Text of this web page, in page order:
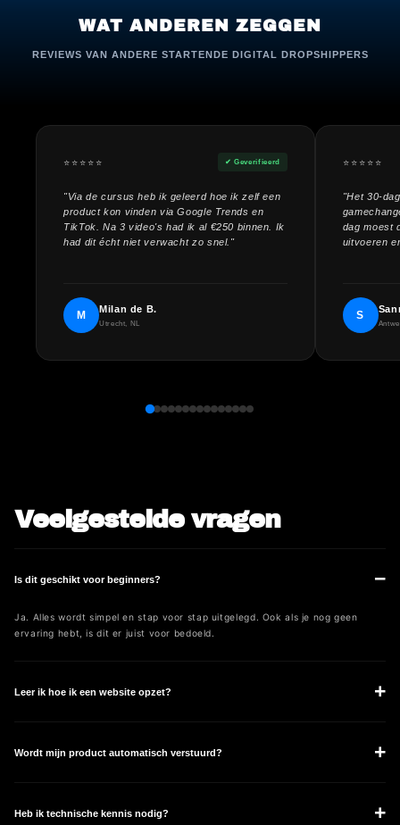
WAT ANDEREN ZEGGEN
REVIEWS VAN ANDERE STARTENDE DIGITAL DROPSHIPPERS
⭐⭐⭐⭐⭐ ✔ Geverifieerd
"Via de cursus heb ik geleerd hoe ik zelf een
product kon vinden via Google Trends en
TikTok. Na 3 video's had ik al €250 binnen. Ik
had dit écht niet verwacht zo snel."
M
Milan de B.
Utrecht, NL
⭐⭐⭐⭐⭐
"Het 30-
dag moest
uitvoeren
S
Veelgestelde vragen
Is dit geschikt voor beginners? −
Ja. Alles wordt simpel en stap voor stap uitgelegd. Ook als je nog geen
ervaring hebt, is dit er juist voor bedoeld.
Leer ik hoe ik een website opzet? +
Wordt mijn product automatisch verstuurd? +
Heb ik technische kennis nodig? +